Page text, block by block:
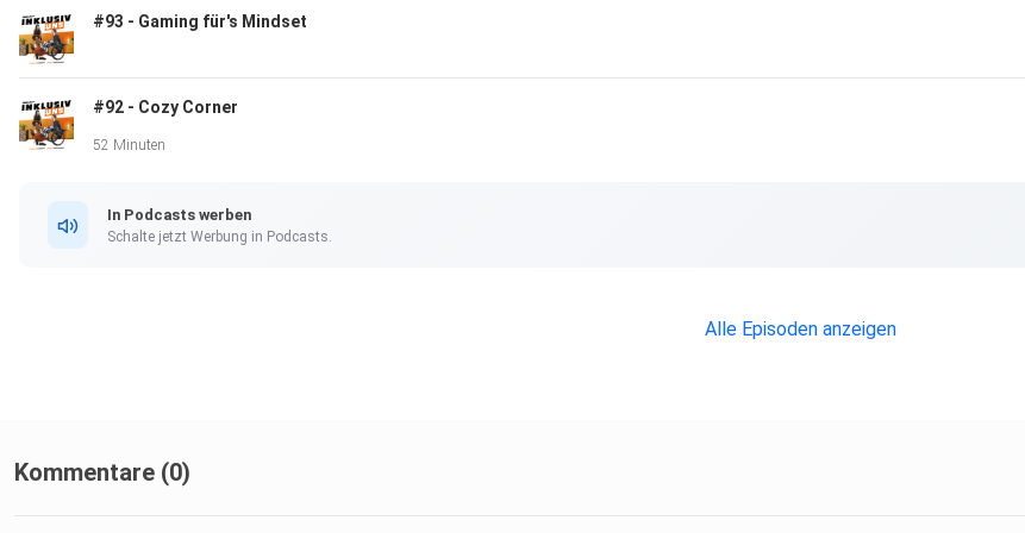
#93 - Gaming für's Mindset
#92 - Cozy Corner
52 Minuten
In Podcasts werben
Schalte jetzt Werbung in Podcasts.
Alle Episoden anzeigen
Kommentare (0)